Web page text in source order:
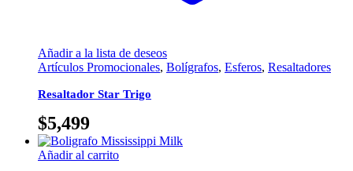
Añadir a la lista de deseos
Artículos Promocionales, Bolígrafos, Esferos, Resaltadores
Resaltador Star Trigo
$5,499
Añadir al carrito